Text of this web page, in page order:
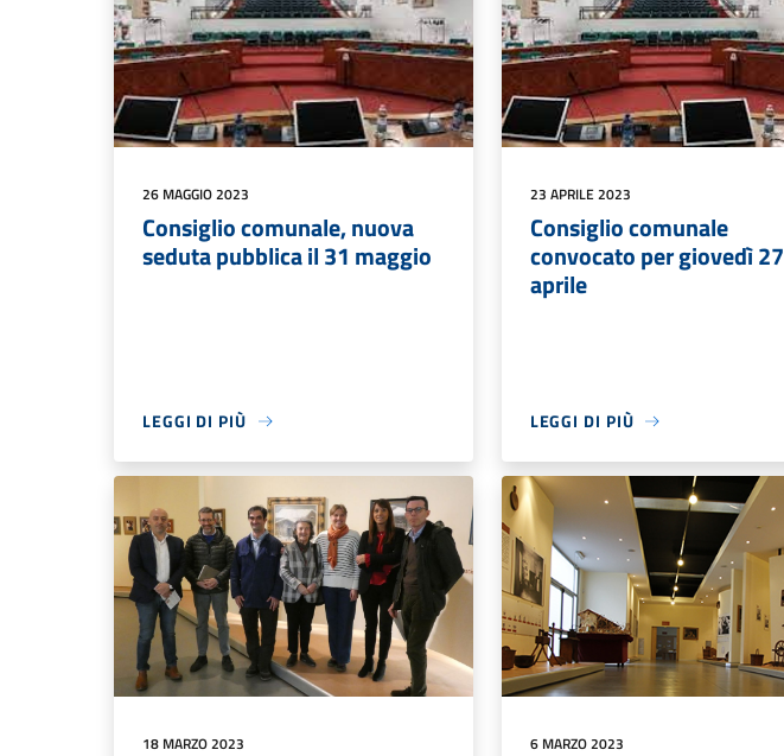
26 MAGGIO 2023
Consiglio comunale, nuova
seduta pubblica il 31 maggio
LEGGI DI PIÙ
23 APRILE 2023
Consiglio comunale
convocato per giovedì 27
aprile
LEGGI DI PIÙ
18 MARZO 2023 6 MARZO 2023